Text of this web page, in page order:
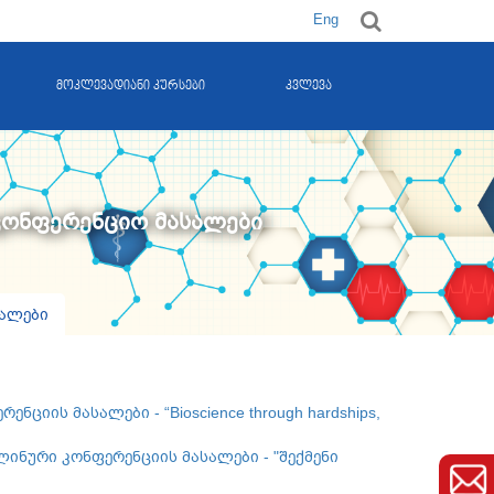
Eng
მოკლევადიანი კურსები კვლევა
მასალები
მასალები - “Bioscience through hardships,
კონფერენციის მასალები - "შექმენი